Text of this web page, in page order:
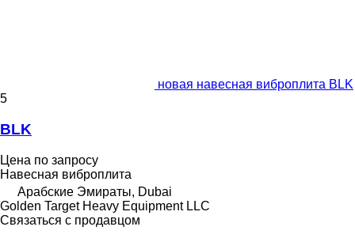
новая навесная виброплита BLK
5
BLK
Цена по запросу
Навесная виброплита
Арабские Эмираты, Dubai
Golden Target Heavy Equipment LLC
Связаться с продавцом